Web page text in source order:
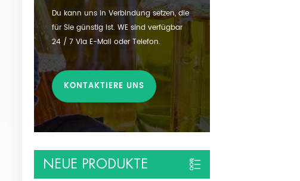
Du kann uns in Verbindung setzen, die
für Sie günstig ist. WE sind verfügbar
24 / 7 Via E-Mail oder Telefon.
KONTAKTIERE UNS
NEUE PRODUKTE